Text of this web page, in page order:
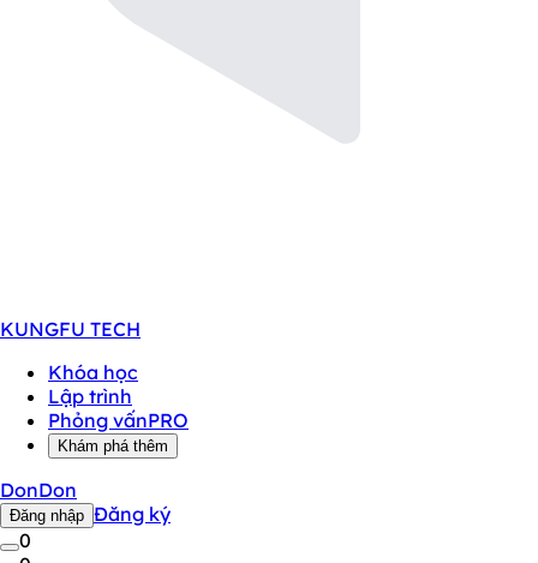
KUNGFU TECH
Khóa học
Lập trình
Phỏng vấnPRO
Khám phá thêm
DonDon
Đăng nhập Đăng ký
0